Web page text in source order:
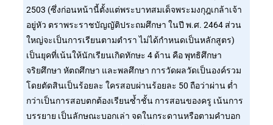
2503 (ซึ่งก่อนหน้านี้ตั้งแต่พระบาทสมเด็จพระมงกุฎเกล้าเจ้า
อยู่หัว ตราพระราชบัญญัติประถมศึกษา ในปี พ.ศ. 2464 ส่วน
ใหญ่จะเป็นการเรียนตามตำรา ไม่ได้กำหนดเป็นหลักสูตร)
เป็นยุคที่เน้นให้นักเรียนเกิดทักษะ 4 ด้าน คือ พุทธิศึกษา
จริยศึกษา หัตถศึกษา และพลศึกษา การวัดผลวัดเป็นองค์รวม
โดยตัดสินเป็นร้อยละ ใครสอบผ่านร้อยละ 50 ถือว่าผ่าน ตํ่า
กว่าเป็นการสอบตกต้องเรียนซํ้าชั้น การสอนของครู เน้นการ
บรรยาย เป็นลักษณะบอกเล่า จดในกระดานหรือตามคำบอก